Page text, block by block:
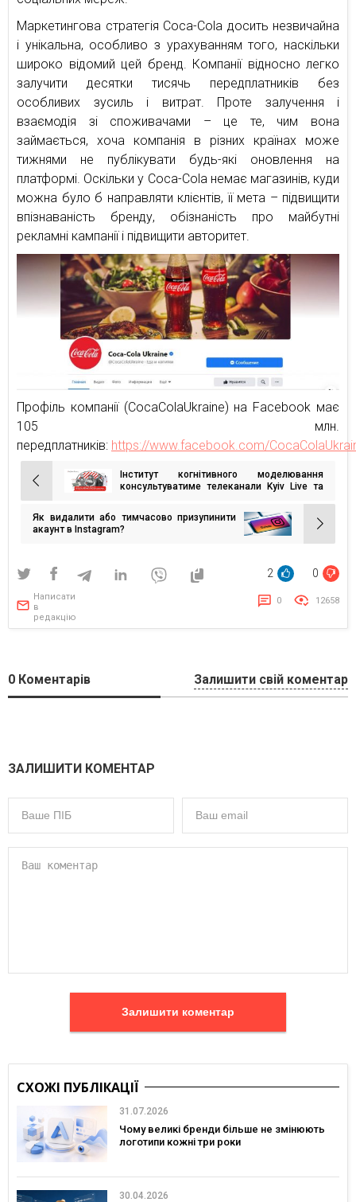
Маркетингова стратегія Coca-Cola досить незвичайна
і унікальна, особливо з урахуванням того, наскільки
широко відомий цей бренд. Компанії відносно легко
залучити десятки тисячь передплатників без
особливих зусиль і витрат. Проте залучення і
взаємодія зі споживачами – це те, чим вона
займається, хоча компанія в різних країнах може
тижнями не публікувати будь-які оновлення на
платформі. Оскільки у Coca-Cola немає магазинів, куди
можна було б направляти клієнтів, її мета – підвищити
впізнаваність бренду, обізнаність про майбутні
рекламні кампанії і підвищити авторитет.
Профіль компанії (CocaColaUkraine) на Facebook має
105 млн.
передплатників: https://www.facebook.com/
Навігація
записів
Інститут когнітивного моделювання
консультуватиме телеканали Kyiv Live та
Як видалити або тимчасово призупинити
акаунт в Instagram?
2 0
Написати
в
редакцію
0 12658
0 Коментарів Залишити свій коментар
ЗАЛИШИТИ КОМЕНТАР
Залишити коментар
СХОЖІ ПУБЛІКАЦІЇ
31.07.2026
Чому великі бренди більше не змінюють
логотипи кожні три роки
30.04.2026